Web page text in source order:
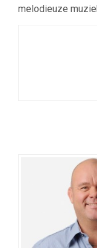
melodieuze